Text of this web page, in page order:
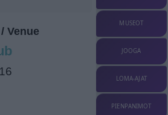
Venue
MUSEOT
JOOGA
LOMA-AJAT
PIENPANIMOT